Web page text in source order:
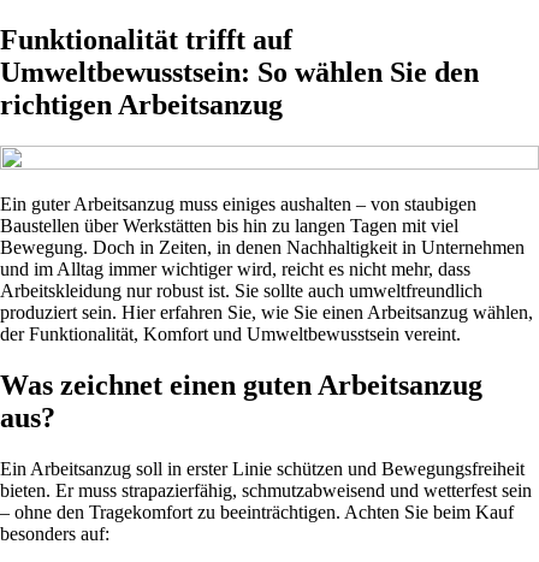
Funktionalität trifft auf
Umweltbewusstsein: So wählen Sie den
richtigen Arbeitsanzug
Ein guter Arbeitsanzug muss einiges aushalten – von staubigen
Baustellen über Werkstätten bis hin zu langen Tagen mit viel
Bewegung. Doch in Zeiten, in denen Nachhaltigkeit in Unternehmen
und im Alltag immer wichtiger wird, reicht es nicht mehr, dass
Arbeitskleidung nur robust ist. Sie sollte auch umweltfreundlich
produziert sein. Hier erfahren Sie, wie Sie einen Arbeitsanzug wählen,
der Funktionalität, Komfort und Umweltbewusstsein vereint.
Was zeichnet einen guten Arbeitsanzug
aus?
Ein Arbeitsanzug soll in erster Linie schützen und Bewegungsfreiheit
bieten. Er muss strapazierfähig, schmutzabweisend und wetterfest sein
– ohne den Tragekomfort zu beeinträchtigen. Achten Sie beim Kauf
besonders auf: